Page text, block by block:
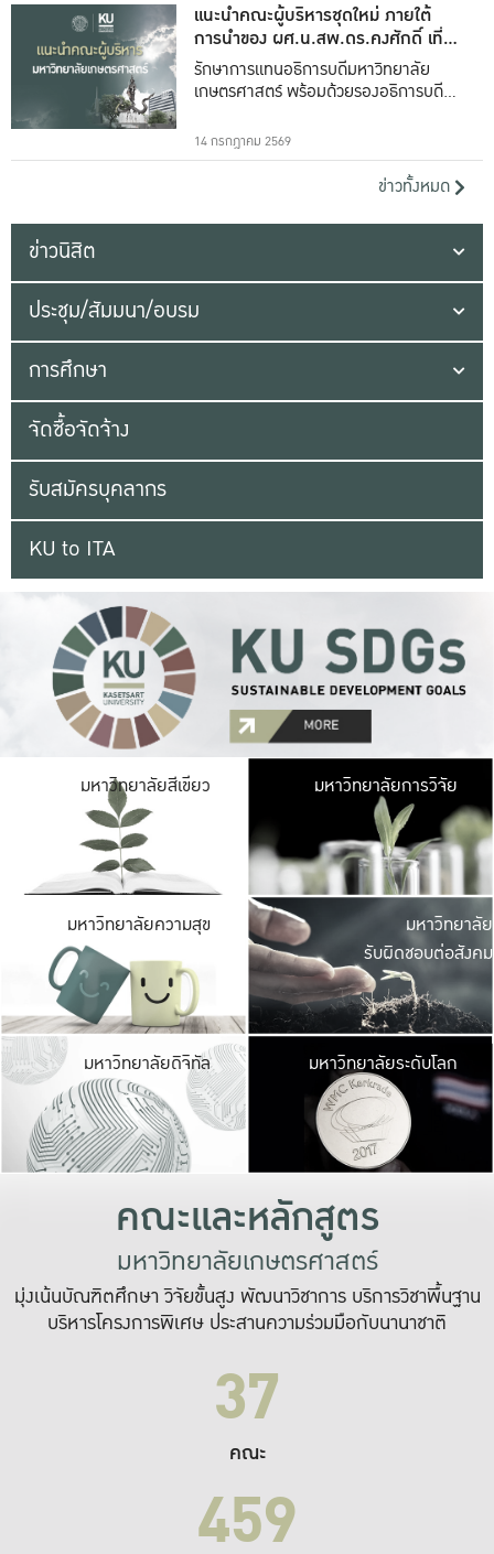
แนะนำคณะผู้บริหารชุดใหม่ ภายใต้
การนำของ ผศ.น.สพ.ดร.คงศักดิ์ เที่ยง
ธรรม
รักษาการแทนอธิการบดีมหาวิทยาลัย
เกษตรศาสตร์ พร้อมด้วยรองอธิการบดีทั้ง
14 กรกฎาคม 2569
ข่าวทั้งหมด
ข่าวนิสิต
ประชุม/สัมมนา/อบรม
การศึกษา
จัดซื้อจัดจ้าง
รับสมัครบุคลากร
KU to ITA
มหาวิทยาลัยสีเขียว มหาวิ
มีพื้นที่เขียวสดใส
เป็นป่าในเมือง เกษต
มหาวิทยาลัยการวิจัย
มหาวิทยาลัยความสุข มหาวิ
ค
เปิดประ
และพบเรื่องราวใ
มหาวิทยาลัย
รับผิดชอบต่อสังคม
มหาวิทยาลัยดิจิทัล มหาวิ
เปลี่ยนแปลง แล
เพื่อทำง
ระบบสารสนเทศ
มหาวิทยาลัยระดับโลก
คณะและหลักสูตร
มหาวิทยาลัยเกษตรศาสตร์
มุ่งเน้นบัณฑิตศึกษา วิจัยขั้นสูง พัฒนาวิชาการ บริการวิชาพื้นฐาน
บริหารโครงการพิเศษ ประสานความร่วมมือกับนานาชาติ
37
คณะ
459